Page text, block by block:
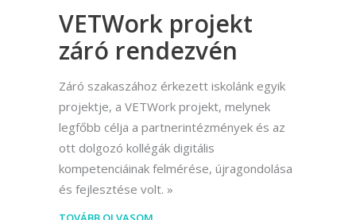
VETWork projekt
záró rendezvén
Záró szakaszához érkezett iskolánk egyik
projektje, a VETWork projekt, melynek
legfőbb célja a partnerintézmények és az
ott dolgozó kollégák digitális
kompetenciáinak felmérése, újragondolása
és fejlesztése volt.